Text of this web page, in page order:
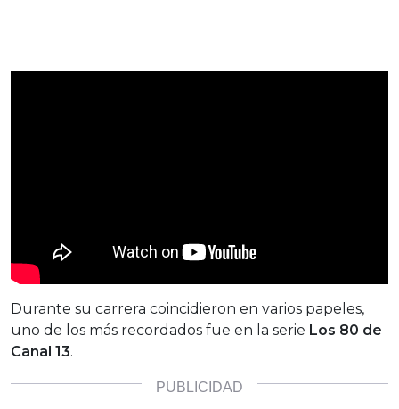
Durante su carrera coincidieron en varios papeles,
uno de los más recordados fue en la serie Los 80 de
Canal 13.